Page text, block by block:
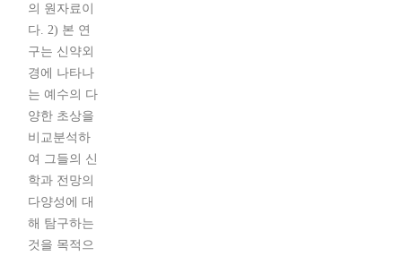
의 원자료이
다. 2) 본 연
구는 신약외
경에 나타나
는 예수의 다
양한 초상을
비교분석하
여 그들의 신
학과 전망의
다양성에 대
해 탐구하는
것을 목적으